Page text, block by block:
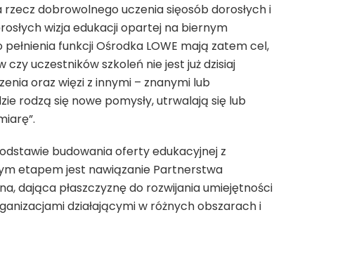
dobrowolnego uczenia sięosób dorosłych i
wizja edukacji opartej na biernym
funkcji Ośrodka LOWE mają zatem cel,
uczestników szkoleń nie jest już dzisiaj
oraz więzi z innymi – znanymi lub
rodzą się nowe pomysły, utrwalają się lub
budowania oferty edukacyjnej z
etapem jest nawiązanie Partnerstwa
dająca płaszczyznę do rozwijania umiejętności
działającymi w różnych obszarach i